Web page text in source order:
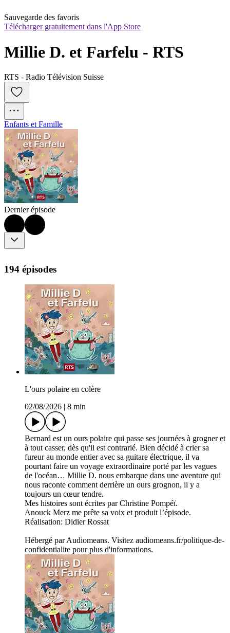
Sauvegarde des favoris
Télécharger gratuitement dans l'App Store
Millie D. et Farfelu ‐ RTS
RTS - Radio Télévision Suisse
Enfants et Famille
Dernier épisode
194 épisodes
L'ours polaire en colère
02/08/2026
8 min
Bernard est un ours polaire qui passe ses journées à grogner et
à tout casser, dès qu'il est contrarié. Bien décidé à crier sa
fureur au monde entier avec sa guitare électrique, il va
pourtant faire un voyage extraordinaire porté par les vagues
de l'océan… Millie D. nous embarque dans une aventure qui
nous raconte comment derrière un ours grognon, il y a
toujours un cœur tendre.
Mes histoires sont écrites par Christine Pompéï.
Anouck Merz me prête sa voix et produit l’épisode.
Réalisation: Didier Rossat
Hébergé par Audiomeans. Visitez audiomeans.fr/politique-de-
confidentialite pour plus d'informations.